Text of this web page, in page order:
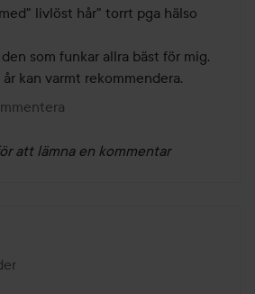
livlöst hår" torrt pga hälso
som funkar allra bäst för mig.
kan varmt rekommendera.
att lämna en kommentar
2 månader